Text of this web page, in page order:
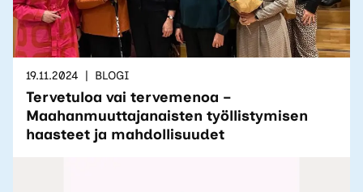
19.11.2024 BLOGI
Tervetuloa vai tervemenoa –
Maahanmuuttajanaisten työllistymisen
haasteet ja mahdollisuudet